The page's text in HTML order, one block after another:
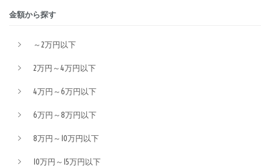
金額から探す
～2万円以下
2万円～4万円以下
4万円～6万円以下
6万円～8万円以下
8万円～10万円以下
10万円～15万円以下